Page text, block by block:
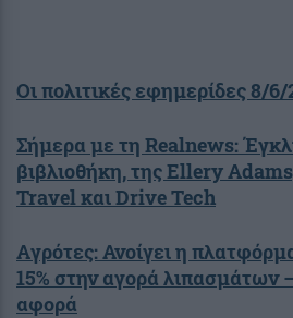
Οι πολιτικές εφημερίδες 8/
Σήμερα με τη Realnews:
βιβλιοθήκη, της Ellery
Travel και Drive Tech
Aγρότες: Ανοίγει η
15% στην αγορά λιπασμάτων
αφορά